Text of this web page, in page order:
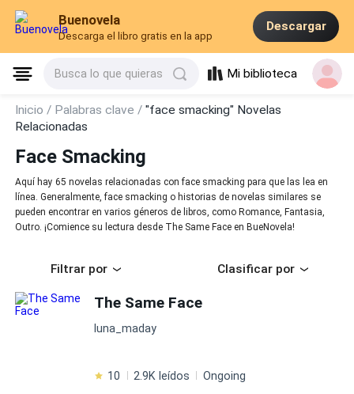
Buenovela
Descarga el libro gratis en la app
Descargar
Busca lo que quieras Mi biblioteca
Inicio / Palabras clave /"face smacking" Novelas
Relacionadas
Face Smacking
Aquí hay 65 novelas relacionadas con face smacking para que las lea en
línea. Generalmente, face smacking o historias de novelas similares se
pueden encontrar en varios géneros de libros, como Romance, Fantasia,
Outro. ¡Comience su lectura desde The Same Face en BueNovela!
Filtrar por Clasificar por
The Same Face
luna_maday
10 2.9K leídos Ongoing